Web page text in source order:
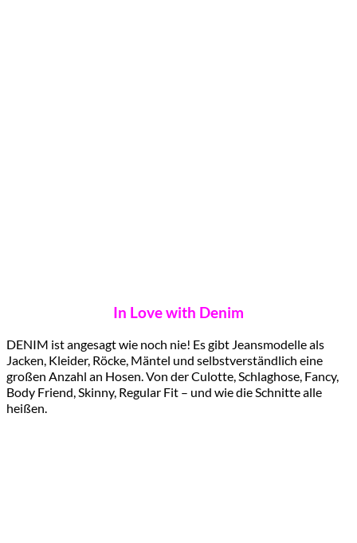
In Love with Denim
DENIM ist angesagt wie noch nie! Es gibt Jeansmodelle als
Jacken, Kleider, Röcke, Mäntel und selbstverständlich eine
großen Anzahl an Hosen. Von der Culotte, Schlaghose, Fancy,
Body Friend, Skinny, Regular Fit – und wie die Schnitte alle
heißen.